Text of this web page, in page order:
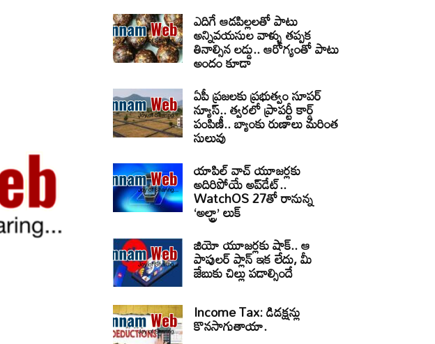
ఎదిగే ఆడపిల్లలతో పాటు
అన్నివయసుల వాళ్ళు తప్పక
తినాల్సిన లడ్డు.. ఆరోగ్యంతో పాటు
అందం కూడా
ఏపీ ప్రజలకు ప్రభుత్వం సూపర్
న్యూస్.. త్వరలో ప్రాపర్టీ కార్డ్
పంపిణీ.. బ్యాంకు రుణాలు మరింత
సులువు
యాపిల్ వాచ్ యూజర్లకు
అదిరిపోయే అప్‌డేట్..
WatchOS 27తో రానున్న
‘అల్ట్రా’ లుక్
జియో యూజర్లకు షాక్.. ఆ
పాపులర్ ప్లాన్ ఇక లేదు, మీ
జేబుకు చిల్లు పడాల్సిందే
Income Tax: డిడక్షన్లు
కొనసాగుతాయా.